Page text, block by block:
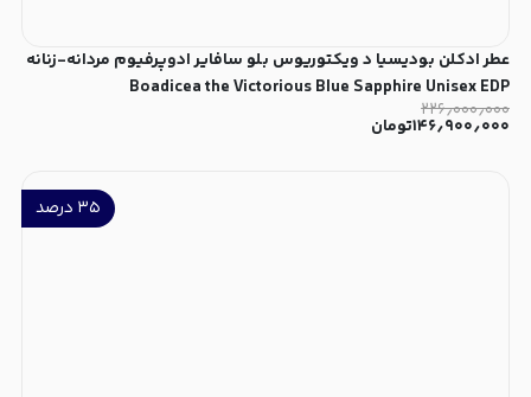
عطر ادکلن بودیسیا د ویکتوریوس بلو سافایر ادوپرفیوم مردانه-زنانه
Boadicea the Victorious Blue Sapphire Unisex EDP
۲۲۶٫۰۰۰٫۰۰۰
۱۴۶٫۹۰۰٫۰۰۰تومان
۳۵ درصد